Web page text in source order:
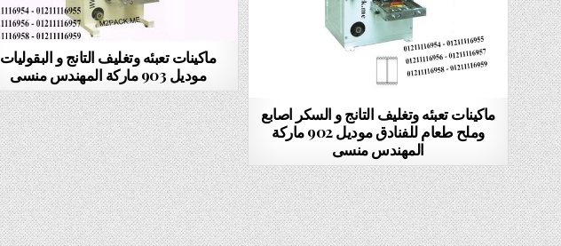
ماكينات تعبئه وتغليف التانج و البقوليات
موديل 903 ماركة المهندس منسى
ماكينات تعبئه وتغليف التانج و السكر اصابع
وملح طعام للفنادق موديل 902 ماركة
المهندس منسى